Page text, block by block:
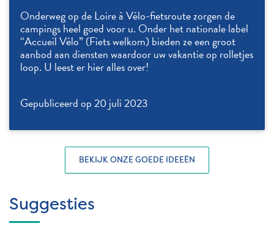
Onderweg op de Loire à Vélo-fietsroute zorgen de
campings heel goed voor u. Onder het nationale label
“Accueil Vélo” (Fiets welkom) bieden ze een groot
aanbod aan diensten waardoor uw vakantie op rolletjes
loop. U leest er hier alles over!
Gepubliceerd op 20 juli 2023
BEKIJK ONZE GOEDE IDEEËN
Suggesties